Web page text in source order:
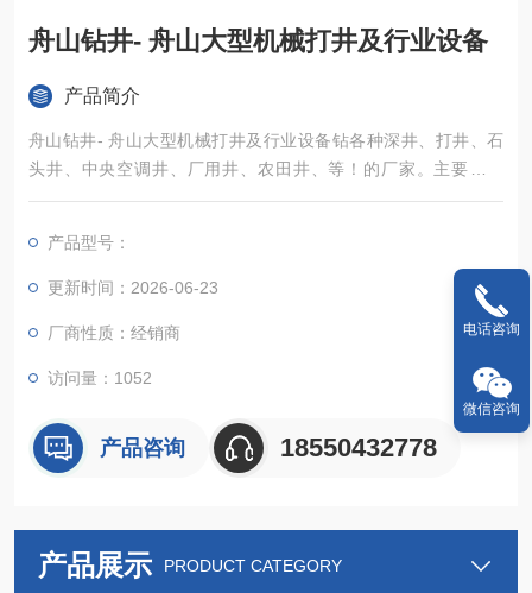
舟山钻井- 舟山大型机械打井及行业设备
产品简介
舟山钻井- 舟山大型机械打井及行业设备钻各种深井、打井、石
头井、中央空调井、厂用井、农田井、等！的厂家。主要产品
有：水空调、冷风机、井点降水、工程排水、排污水池、打井、
产品型号：
更新时间：2026-06-23
厂商性质：经销商
访问量：1052
产品咨询 18550432778
产品展示 PRODUCT CATEGORY
电话咨询
微信咨询